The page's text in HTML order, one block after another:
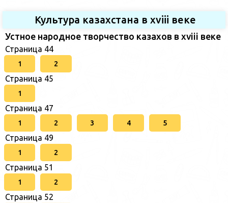
Культура казахстана в xviii веке
Устное народное творчество казахов в xviii веке
Страница 44
1 2
Страница 45
1
Страница 47
1 2 3 4 5
Страница 49
1 2
Страница 51
1 2
Страница 52